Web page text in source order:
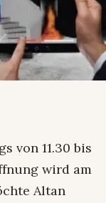
von 11.30 bis
wird am
Altan